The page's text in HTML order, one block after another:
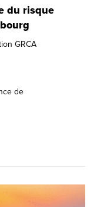
du risque
GRCA
de